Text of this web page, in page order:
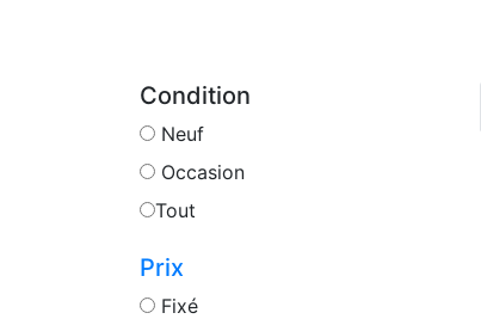
Condition
Neuf
Occasion
Tout
Prix
Fixé